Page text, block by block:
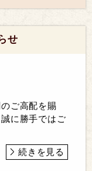
せ
ご高配を賜
に勝手ではご
続きを見る